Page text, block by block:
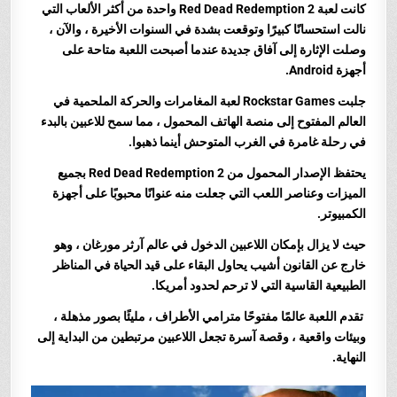
كانت لعبة Red Dead Redemption 2 واحدة من أكثر الألعاب التي
نالت استحسانًا كبيرًا وتوقعت بشدة في السنوات الأخيرة ، والآن ،
وصلت الإثارة إلى آفاق جديدة عندما أصبحت اللعبة متاحة على
أجهزة Android.
جلبت Rockstar Games لعبة المغامرات والحركة الملحمية في
العالم المفتوح إلى منصة الهاتف المحمول ، مما سمح للاعبين بالبدء
في رحلة غامرة في الغرب المتوحش أينما ذهبوا.
يحتفظ الإصدار المحمول من Red Dead Redemption 2 بجميع
الميزات وعناصر اللعب التي جعلت منه عنوانًا محبوبًا على أجهزة
الكمبيوتر.
حيث لا يزال بإمكان اللاعبين الدخول في عالم آرثر مورغان ، وهو
خارج عن القانون أشيب يحاول البقاء على قيد الحياة في المناظر
الطبيعية القاسية التي لا ترحم لحدود أمريكا.
تقدم اللعبة عالمًا مفتوحًا مترامي الأطراف ، مليئًا بصور مذهلة ،
وبيئات واقعية ، وقصة آسرة تجعل اللاعبين مرتبطين من البداية إلى
النهاية.